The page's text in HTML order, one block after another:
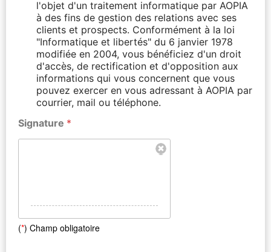
l'objet d'un traitement informatique par AOPIA
à des fins de gestion des relations avec ses
clients et prospects. Conformément à la loi
"Informatique et libertés" du 6 janvier 1978
modifiée en 2004, vous bénéficiez d'un droit
d'accès, de rectification et d'opposition aux
informations qui vous concernent que vous
pouvez exercer en vous adressant à AOPIA par
courrier, mail ou téléphone.
Signature *
(*) Champ obligatoire